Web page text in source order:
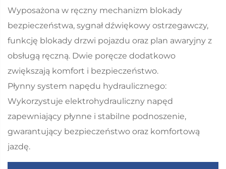
Wyposażona w ręczny mechanizm blokady
bezpieczeństwa, sygnał dźwiękowy ostrzegawczy,
funkcję blokady drzwi pojazdu oraz plan awaryjny z
obsługą ręczną. Dwie poręcze dodatkowo
zwiększają komfort i bezpieczeństwo.
Płynny system napędu hydraulicznego:
Wykorzystuje elektrohydrauliczny napęd
zapewniający płynne i stabilne podnoszenie,
gwarantujący bezpieczeństwo oraz komfortową
jazdę.